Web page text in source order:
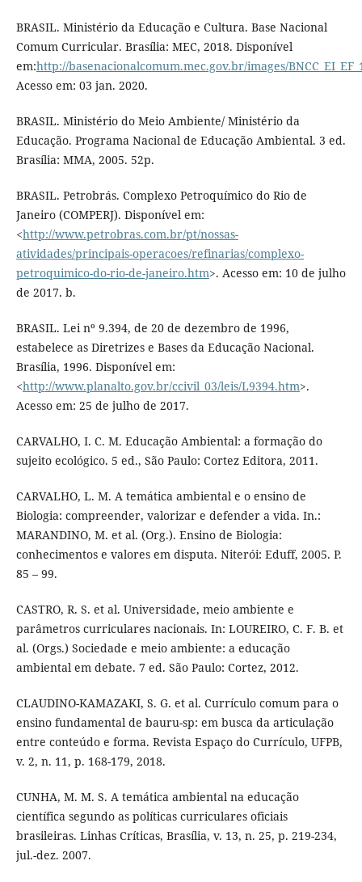
BRASIL. Ministério da Educação e Cultura. Base Nacional
Comum Curricular. Brasília: MEC, 2018. Disponível
em:http://basenacionalcomum.mec.gov.br/images/
Acesso em: 03 jan. 2020.
BRASIL. Ministério do Meio Ambiente/ Ministério da
Educação. Programa Nacional de Educação Ambiental. 3 ed.
Brasília: MMA, 2005. 52p.
BRASIL. Petrobrás. Complexo Petroquímico do Rio de
Janeiro (COMPERJ). Disponível em:
<http://www.petrobras.com.br/pt/nossas-
atividades/principais-operacoes/refinarias/complexo-
petroquimico-do-rio-de-janeiro.htm>. Acesso em: 10 de julho
de 2017. b.
BRASIL. Lei nº 9.394, de 20 de dezembro de 1996,
estabelece as Diretrizes e Bases da Educação Nacional.
Brasília, 1996. Disponível em:
<http://www.planalto.gov.br/ccivil_03/leis/L9394.htm>.
Acesso em: 25 de julho de 2017.
CARVALHO, I. C. M. Educação Ambiental: a formação do
sujeito ecológico. 5 ed., São Paulo: Cortez Editora, 2011.
CARVALHO, L. M. A temática ambiental e o ensino de
Biologia: compreender, valorizar e defender a vida. In.:
MARANDINO, M. et al. (Org.). Ensino de Biologia:
conhecimentos e valores em disputa. Niterói: Eduff, 2005. P.
85 – 99.
CASTRO, R. S. et al. Universidade, meio ambiente e
parâmetros curriculares nacionais. In: LOUREIRO, C. F. B. et
al. (Orgs.) Sociedade e meio ambiente: a educação
ambiental em debate. 7 ed. São Paulo: Cortez, 2012.
CLAUDINO-KAMAZAKI, S. G. et al. Currículo comum para o
ensino fundamental de bauru-sp: em busca da articulação
entre conteúdo e forma. Revista Espaço do Currículo, UFPB,
v. 2, n. 11, p. 168-179, 2018.
CUNHA, M. M. S. A temática ambiental na educação
científica segundo as políticas curriculares oficiais
brasileiras. Linhas Críticas, Brasília, v. 13, n. 25, p. 219-234,
jul.-dez. 2007.